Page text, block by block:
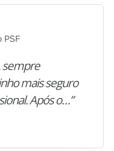
sempre
mais seguro
Após o…”